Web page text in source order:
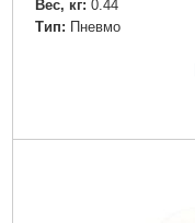
Вес, кг: 0.44
Тип: Пневмо